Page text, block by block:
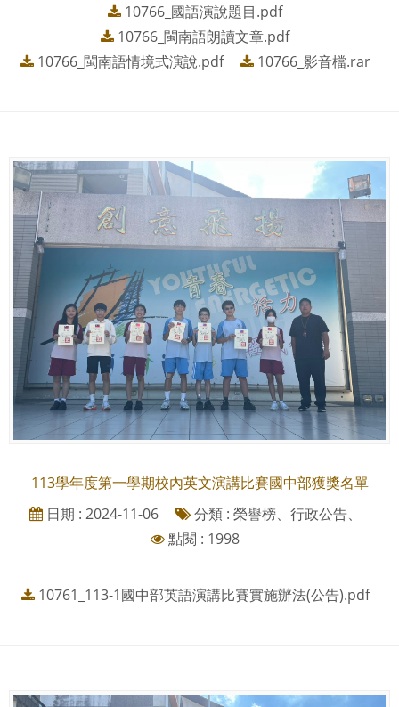
10766_國語演說題目.pdf
10766_閩南語朗讀文章.pdf
10766_閩南語情境式演說.pdf
10766_影音檔.rar
113學年度第一學期校內英文演講比賽國中部獲獎名單
日期 : 2024-11-06
分類 : 榮譽榜、行政公告、
點閱 : 1998
10761_113-1國中部英語演講比賽實施辦法(公告).pdf